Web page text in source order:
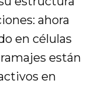
ahora
en células
están
en